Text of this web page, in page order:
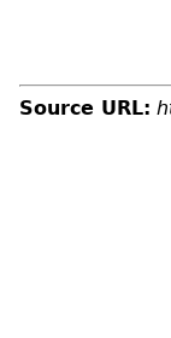
Source URL: